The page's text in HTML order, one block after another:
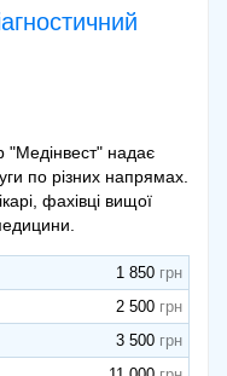
"Медінвест" надає
по різних напрямах.
фахівці вищої
1 850
2 500
3 500